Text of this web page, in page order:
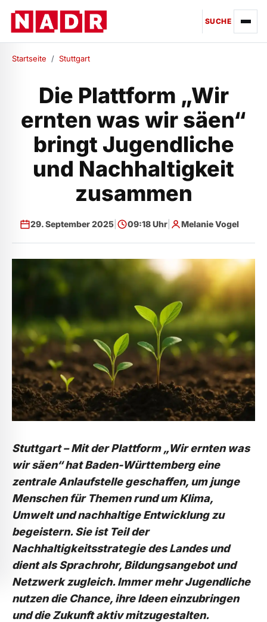
SUCHE
Startseite / Stuttgart
Die Plattform „Wir
ernten was wir säen“
bringt Jugendliche
und Nachhaltigkeit
zusammen
29. September 2025| 09:18 Uhr| Melanie Vogel
Stuttgart – Mit der Plattform „Wir ernten was
wir säen“ hat Baden-Württemberg eine
zentrale Anlaufstelle geschaffen, um junge
Menschen für Themen rund um Klima,
Umwelt und nachhaltige Entwicklung zu
begeistern. Sie ist Teil der
Nachhaltigkeitsstrategie des Landes und
dient als Sprachrohr, Bildungsangebot und
Netzwerk zugleich. Immer mehr Jugendliche
nutzen die Chance, ihre Ideen einzubringen
und die Zukunft aktiv mitzugestalten.